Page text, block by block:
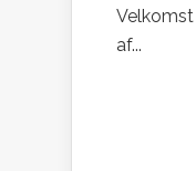
Velkomst
af...